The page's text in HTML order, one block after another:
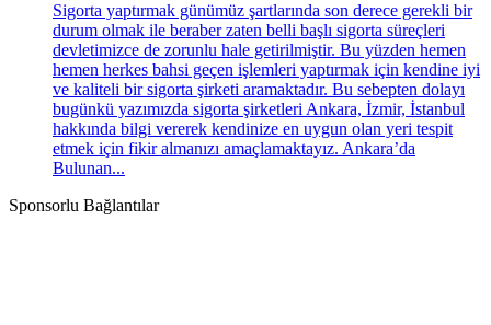
Sigorta yaptırmak günümüz şartlarında son derece gerekli bir
durum olmak ile beraber zaten belli başlı sigorta süreçleri
devletimizce de zorunlu hale getirilmiştir. Bu yüzden hemen
hemen herkes bahsi geçen işlemleri yaptırmak için kendine iyi
ve kaliteli bir sigorta şirketi aramaktadır. Bu sebepten dolayı
bugünkü yazımızda sigorta şirketleri Ankara, İzmir, İstanbul
hakkında bilgi vererek kendinize en uygun olan yeri tespit
etmek için fikir almanızı amaçlamaktayız. Ankara’da
Bulunan...
Sponsorlu Bağlantılar